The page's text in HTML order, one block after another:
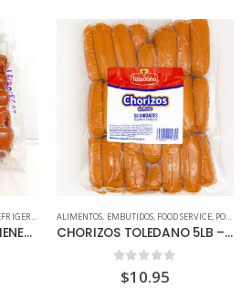
CHORIZOS PICANTES KIENER 220G
ALIMENTOS, EMBUTIDOS, FOOD SERVICE, POLLO
CHORIZOS TOLEDANO 5LB – 50UND
out of 5
$10.95